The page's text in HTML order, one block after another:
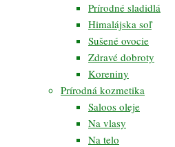
Prírodné sladidlá
Himalájska soľ
Sušené ovocie
Zdravé dobroty
Koreniny
Prírodná kozmetika
Saloos oleje
Na vlasy
Na telo